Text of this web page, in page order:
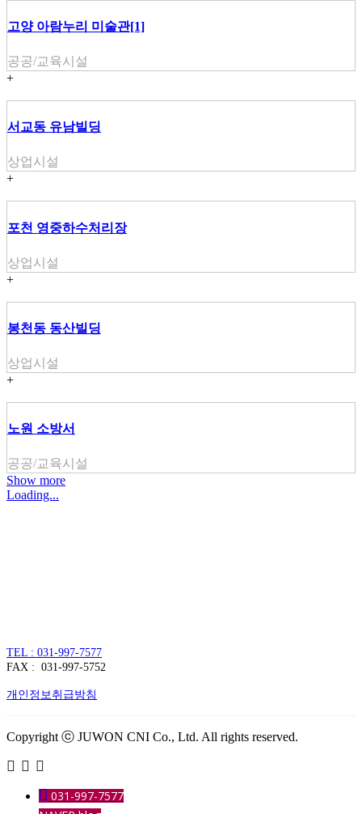
고양 아람누리 미술관[1]
공공/교육시설
+
서교동 유남빌딩
상업시설
+
포천 영중하수처리장
상업시설
+
봉천동 동산빌딩
상업시설
+
노원 소방서
공공/교육시설
Show more
Loading...
TEL : 031-997-7577
FAX : 031-997-5752
개인정보취급방침
Copyright ⓒ JUWON CNI Co., Ltd. All rights reserved.
031-997-7577